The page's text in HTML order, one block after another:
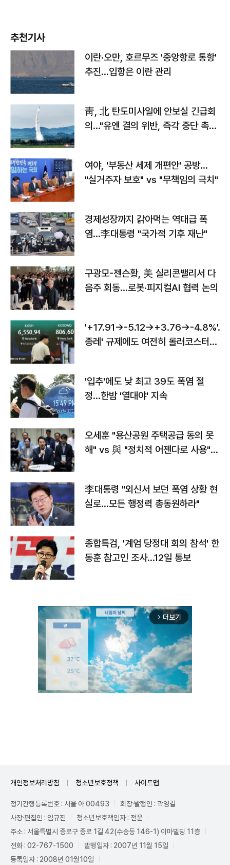
추천기사
이란·오만, 호르무즈 '중앙항로 통항'
추진…입항은 이란 관리
靑, 北 탄도미사일에 안보실 긴급회
의…"유엔 결의 위반, 즉각 중단 촉
여야, '부동산 세제 개편안' 공방…
"실거주자 보호" vs "무책임의 극치"
경제성장까지 갉아먹는 역대급 폭
염…李대통령 "국가적 기후 재난"
구광모-젠슨황, 美 실리콘밸리서 다
음주 회동…로봇·피지컬AI 협력 논의
'+17.91→-5.12→+3.76→-4.8%'…'
종레' 규제에도 여전히 롤러코스터
'입추'에도 낮 최고 39도 폭염 절
정…한밤 '열대야' 지속
오세훈 "용산공원 주택공급 동의 못
해" vs 與 "정치적 어젠다로 사용"
李대통령 "외신서 보던 폭염 상황 현
실로…모든 행정력 총동원하라"
종합특검, '계엄 당정대 회의 참석' 한
동훈 참고인 조사...12일 통보
arrow_forward_ios 더보기
개인정보처리방침 청소년보호정책 사이트맵
정기간행등록번호 : 서울 아 00493
회장·발행인 : 곽영길
사장·편집인 : 임규진
청소년보호책임자 : 전운
주소 : 서울특별시 종로구 종로 1길 42(수송동 146-1) 이마빌딩 11층
전화 : 02-767-1500
발행일자 : 2007년 11월 15일
등록일자 : 2008년 01월10일